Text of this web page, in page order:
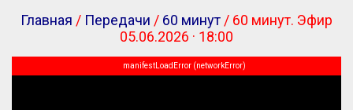
Главная / Передачи / 60 минут / 60 минут. Эфир
05.06.2026 · 18:00
manifestLoadError (networkError)